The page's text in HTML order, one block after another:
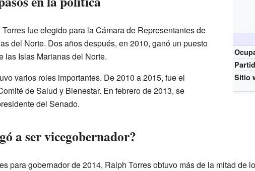
Sitio
fue elegido para la Cámara de Representantes de
del Norte. Dos años después, en 2010, ganó un puesto
las Islas Marianas del Norte.
varios roles importantes. De 2010 a 2015, fue el
de Salud y Bienestar. En febrero de 2013, se
del Senado.
a ser vicegobernador?
para gobernador de 2014, Ralph Torres obtuvo más de la mitad de